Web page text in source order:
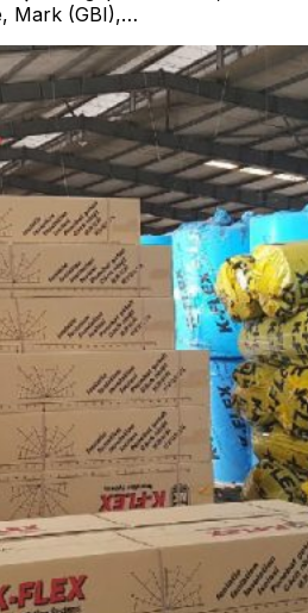
Mark (GBI),…